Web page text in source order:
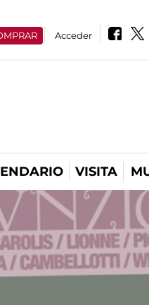
Acceder
VISITA